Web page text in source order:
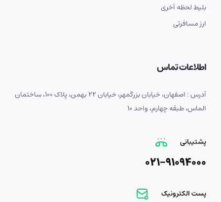
بلیط لحظه آخری
ارز مسافرتی
اطلاعات تماس
آدرس : اصفهان، خیابان بزرگمهر، خیابان 22 بهمن، پلاک 100، ساختمان
الماس، طبقه چهارم، واحد 10
پشتیبانی
021-91094000
پست الکترونیک